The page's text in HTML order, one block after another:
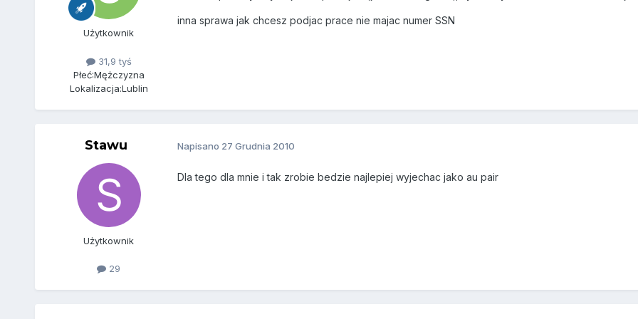
Użytkownik
31,9 tyś
Płeć:Mężczyzna
Lokalizacja:Lublin
inna sprawa jak chcesz podjac prace nie majac numer SSN
Stawu
Użytkownik
29
Napisano 27 Grudnia 2010
Dla tego dla mnie i tak zrobie bedzie najlepiej wyjechac jako au pair